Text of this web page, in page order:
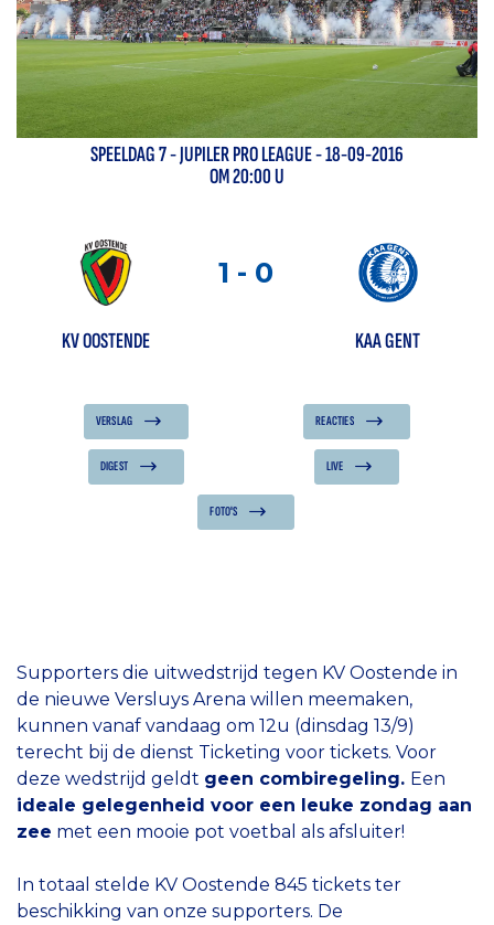
SPEELDAG7-JUPILER PRO LEAGUE- 18-09-2016
OM 20:00 U
1 - 0
KV OOSTENDE KAA GENT
VERSLAG REACTIES
DIGEST LIVE
FOTO'S
Supporters die uitwedstrijd tegen KV Oostende in
de nieuwe Versluys Arena willen meemaken,
kunnen vanaf vandaag om 12u (dinsdag 13/9)
terecht bij de dienst Ticketing voor tickets. Voor
deze wedstrijd geldt geen combiregeling. Een
ideale gelegenheid voor een leuke zondag aan
zee met een mooie pot voetbal als afsluiter!
In totaal stelde KV Oostende 845 tickets ter
beschikking van onze supporters. De